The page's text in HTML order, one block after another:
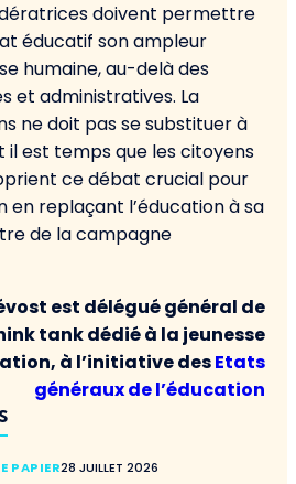
doivent permettre
éducatif son ampleur
humaine, au-delà des
et administratives. La
ne doit pas se substituer à
il est temps que les citoyens
ce débat crucial pour
en replaçant l’éducation à sa
de la campagne
est délégué général de
tank dédié à la jeunesse
à l’initiative desEtats
généraux de l’éducation
PAPIER28 JUILLET 2026